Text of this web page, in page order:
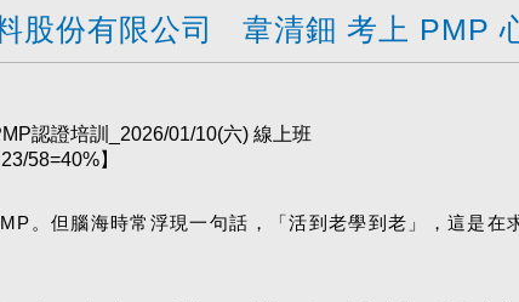
股份有限公司 韋清鈿 考上 PMP
認證培訓_2026/01/10(六) 線上班
58=40%】
。但腦海時常浮現一句話，「活到老學到老」，這是